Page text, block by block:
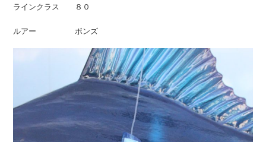
ラインクラス ８０
ルアー ボンズ